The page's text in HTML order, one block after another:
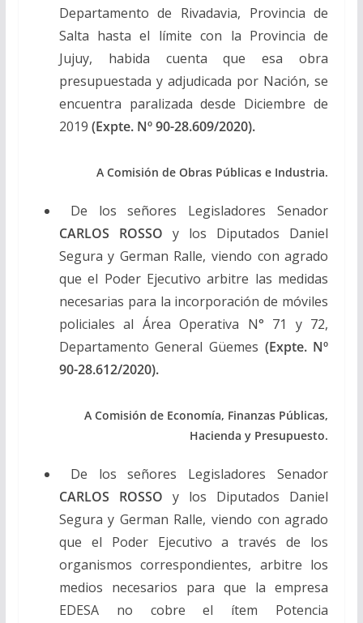
Departamento de Rivadavia, Provincia de
Salta hasta el límite con la Provincia de
Jujuy, habida cuenta que esa obra
presupuestada y adjudicada por Nación, se
encuentra paralizada desde Diciembre de
2019 (Expte. Nº 90-28.609/2020).
A Comisión de Obras Públicas e Industria.
De los señores Legisladores Senador
CARLOS ROSSO y los Diputados Daniel
Segura y German Ralle, viendo con agrado
que el Poder Ejecutivo arbitre las medidas
necesarias para la incorporación de móviles
policiales al Área Operativa N° 71 y 72,
Departamento General Güemes (Expte. Nº
90-28.612/2020).
A Comisión de Economía, Finanzas Públicas,
Hacienda y Presupuesto.
De los señores Legisladores Senador
CARLOS ROSSO y los Diputados Daniel
Segura y German Ralle, viendo con agrado
que el Poder Ejecutivo a través de los
organismos correspondientes, arbitre los
medios necesarios para que la empresa
EDESA no cobre el ítem Potencia